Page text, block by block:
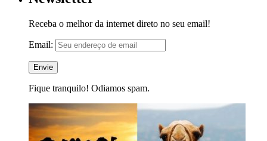
Receba o melhor da internet direto no seu email!
Email:
Fique tranquilo! Odiamos spam.